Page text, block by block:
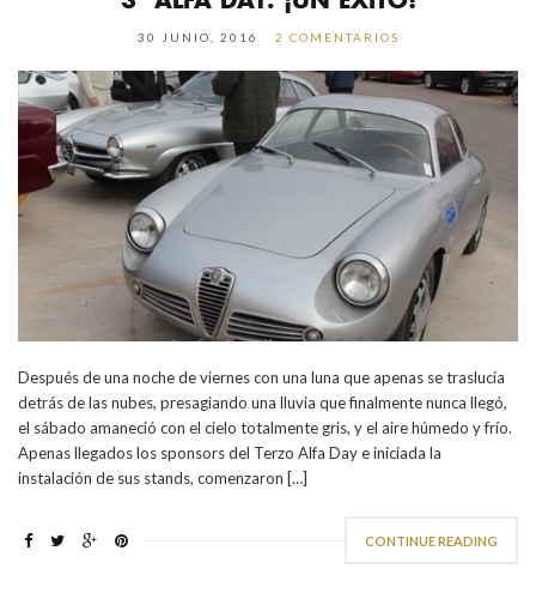
30 JUNIO, 2016 2 COMENTARIOS
Después de una noche de viernes con una luna que apenas se traslucía
detrás de las nubes, presagiando una lluvia que finalmente nunca llegó,
el sábado amaneció con el cielo totalmente gris, y el aire húmedo y frío.
Apenas llegados los sponsors del Terzo Alfa Day e iniciada la
instalación de sus stands, comenzaron […]
CONTINUE READING